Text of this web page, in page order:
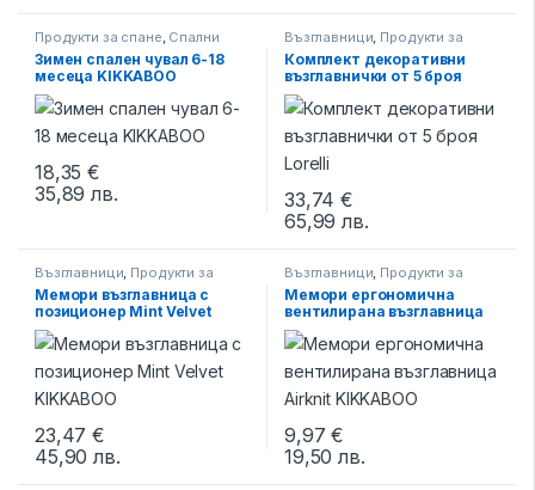
Продукти за спане, Спални
чували
Зимен спален чувал 6-18
месеца KIKKABOO
18,35€
35,89лв.
This product has multiple variants. The options may be chosen
Възглавници, Продукти за
спане
Комплект декоративни
възглавнички от 5 броя
Lorelli
33,74€
65,99лв.
Възглавници, Продукти за
спане Спално бельо
Мемори възглавница с
позиционер Mint Velvet
KIKKABOO
23,47€
45,90лв.
Възглавници, Продукти за
спане Спално бельо
Мемори ергономична
вентилирана възглавница
Airknit KIKKABOO
9,97€
19,50лв.
This product has multiple